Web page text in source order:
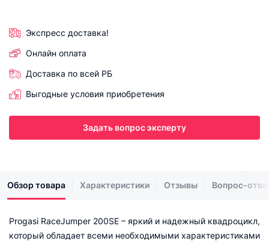
Экспресс доставка!
Онлайн оплата
Доставка по всей РБ
Выгодные условия приобретения
Задать вопрос эксперту
Обзор товара Характеристики Отзывы Вопрос-
Progasi RaceJumper 200SE – яркий и надежный квадроцикл,
который обладает всеми необходимыми характеристиками